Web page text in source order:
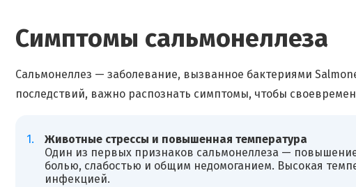
Симптомы сальмонеллеза
Сальмонеллез — заболевание, вызванное бактериями
последствий, важно распознать симптомы, чтобы
Животные стрессы и повышенная температура
Один из первых признаков сальмонеллеза —
болью, слабостью и общим недомоганием. Высокая
инфекцией.